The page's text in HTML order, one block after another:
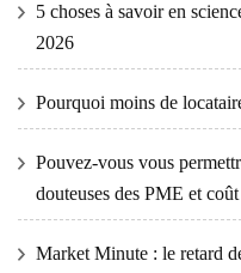
5 choses à savoir en
2026
Pourquoi moins de
Pouvez-vous vous
douteuses des PME et
Market Minute : le retard